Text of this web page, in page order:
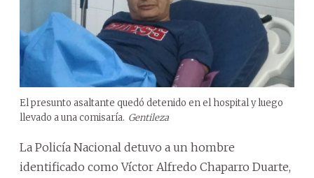
El presunto asaltante quedó detenido en el hospital y luego
llevado a una comisaría. Gentileza
La Policía Nacional detuvo a un hombre
identificado como Víctor Alfredo Chaparro Duarte,